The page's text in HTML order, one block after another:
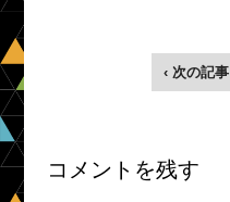
‹ 次の記事
コメントを残す